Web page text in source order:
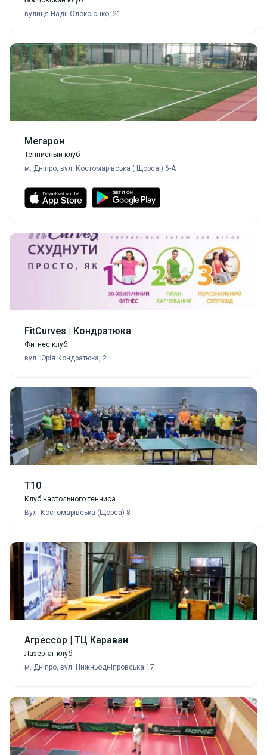
вулиця Надії Олексієнко, 21
Мегарон
Теннисный клуб
м. Дніпро, вул. Костомарівська ( Щорса ) 6-А
FitCurves | Кондратюка
Фитнес клуб
вул. Юрія Кондратюка, 2
Т10
Клуб настольного тенниса
Вул. Костомарівська (Щорса) 8
Агрессор | ТЦ Караван
Лазертаг-клуб
м. Дніпро, вул. Нижньодніпровська 17